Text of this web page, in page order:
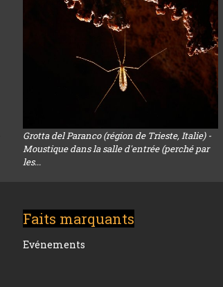
Grotta del Paranco (région de Trieste, Italie) -
Moustique dans la salle d'entrée (perché par
les...
Faits marquants
Evénements